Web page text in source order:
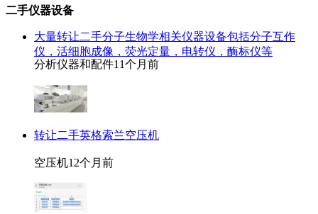
二手仪器设备
大量转让二手分子生物学相关仪器设备包括分子互作
仪，活细胞成像，荧光定量，电转仪，酶标仪等
分析仪器和配件11个月前
转让二手英格索兰空压机
空压机12个月前